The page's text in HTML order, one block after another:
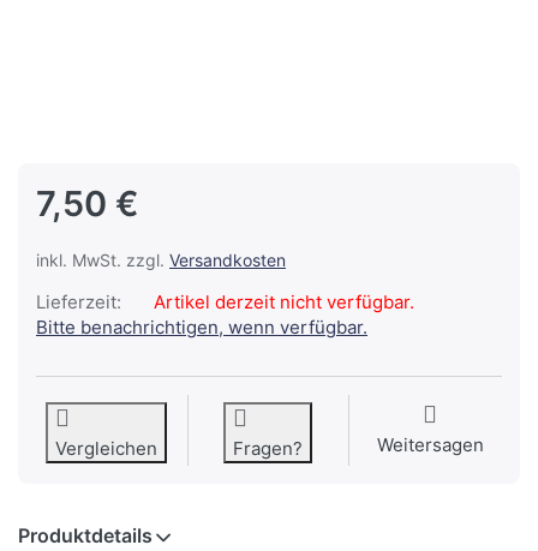
7,50 €
inkl. MwSt. zzgl. Versandkosten
Lieferzeit:
Artikel derzeit nicht verfügbar.
Bitte benachrichtigen, wenn verfügbar.
Vergleichen Fragen? Weitersagen
Produktdetails